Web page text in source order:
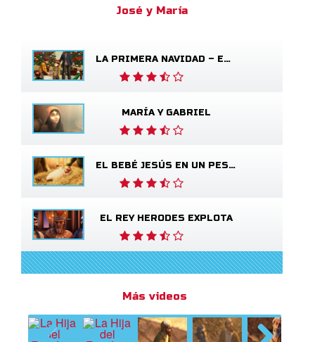
José y María
LA PRIMERA NAVIDAD – EL POEMA DE SALVACIÓN
MARÍA Y GABRIEL
EL BEBÉ JESÚS EN UN PESEBRE
EL REY HERODES EXPLOTA
Más videos